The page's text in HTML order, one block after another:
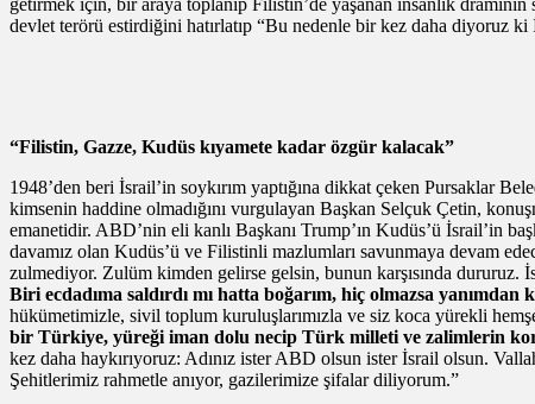
devlet terörü estirdiğini hatırlatıp “Bu nedenle bir kez daha diyoruz
“Filistin, Gazze, Kudüs kıyamete kadar özgür kalacak”
1948’den beri İsrail’in soykırım yaptığına dikkat çeken Pursaklar
kimsenin haddine olmadığını vurgulayan Başkan Selçuk Çetin,
emanetidir. ABD’nin eli kanlı Başkanı Trump’ın Kudüs’ü İsrail’in
davamız olan Kudüs’ü ve Filistinli mazlumları savunmaya devam
zulmediyor. Zulüm kimden gelirse gelsin, bunun karşısında
Biri ecdadıma saldırdı mı hatta boğarım, hiç olmazsa yanımdan
hükümetimizle, sivil toplum kuruluşlarımızla ve siz koca yürekli
bir Türkiye, yüreği iman dolu necip Türk milleti ve zalimlerin
kez daha haykırıyoruz: Adınız ister ABD olsun ister İsrail olsun.
Şehitlerimiz rahmetle anıyor, gazilerimize şifalar diliyorum.”